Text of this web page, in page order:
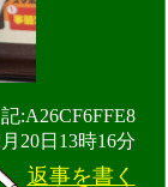
記:A26CF6FFE8
20日13時16分
返事を書く